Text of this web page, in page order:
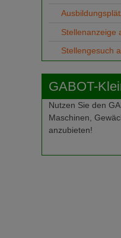
Stellenanzeige
Stellengesuch
GABOT-
Nutzen Sie den
Maschinen,
anzubieten!